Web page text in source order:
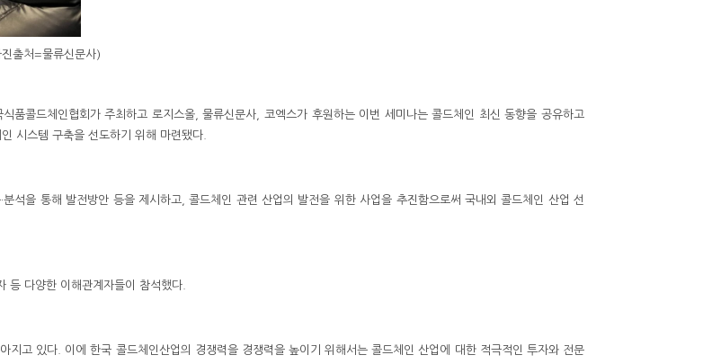
출처=물류신문사)
품콜드체인협회가 주최하고 로지스올, 물류신문사, 코엑스가 후원하는 이번 세미나는 콜드체인 최신 동향을 공유하고
시스템 구축을 선도하기 위해 마련됐다.
석을 통해 발전방안 등을 제시하고, 콜드체인 관련 산업의 발전을 위한 사업을 추진함으로써 국내외 콜드체인 산업 선
등 다양한 이해관계자들이 참석했다.
지고 있다. 이에 한국 콜드체인산업의 경쟁력을 경쟁력을 높이기 위해서는 콜드체인 산업에 대한 적극적인 투자와 전문